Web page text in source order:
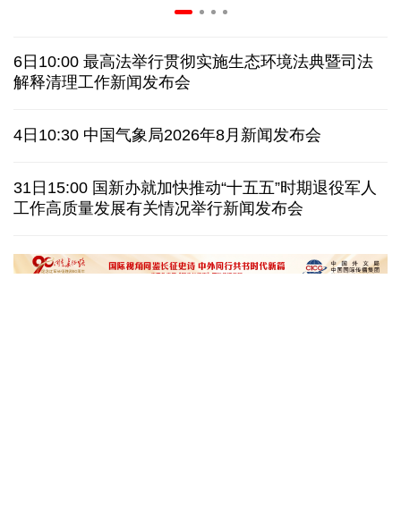
探访泰缅“死亡铁路”，见证日本军国主义侵略罪行
泰国暖武里府行政组织办公楼发生枪击 主席重伤
西班牙对意大利“报复”实施 首日入境检查约200人
6日10:00 最高法举行贯彻实施生态环境法典暨司法
解释清理工作新闻发布会
4日10:30 中国气象局2026年8月新闻发布会
31日15:00 国新办就加快推动“十五五”时期退役军人
工作高质量发展有关情况举行新闻发布会